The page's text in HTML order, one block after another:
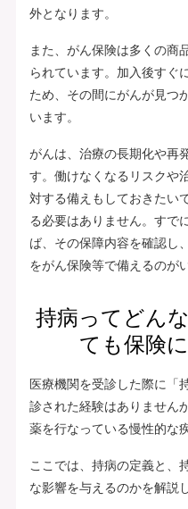
外となります。
また、がん保険は多くの商
られています。加入後すぐ
ため、その間にがんが見つ
います。
がんは、治療の長期化や再
す。働けなくなるリスクや
対する備えもしておきたい
る必要はありません。すで
ば、その保障内容を確認し
をがん保険等で備えるのが
持病ってどん
ても保険
医療機関を受診した際に「
診された経験はありません
薬を行なっている慢性的な
ここでは、持病の定義と、
な影響を与えるのかを解説